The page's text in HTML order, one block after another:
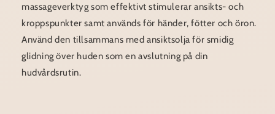
massageverktyg som effektivt stimulerar ansikts- och
kroppspunkter samt används för händer, fötter och öron.
Använd den tillsammans med ansiktsolja för smidig
glidning över huden som en avslutning på din
hudvårdsrutin.